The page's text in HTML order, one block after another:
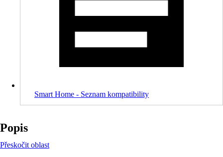
Smart Home - Seznam kompatibility
Popis
Přeskočit oblast